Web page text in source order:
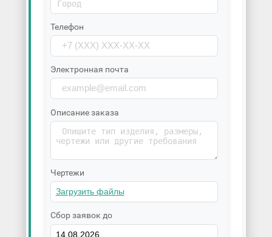
Телефон
Электронная почта
Описание заказа
Чертежи
Сбор заявок до